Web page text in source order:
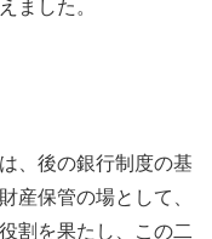
ました。
、後の銀行制度の基
産保管の場として、
割を果たし、この二